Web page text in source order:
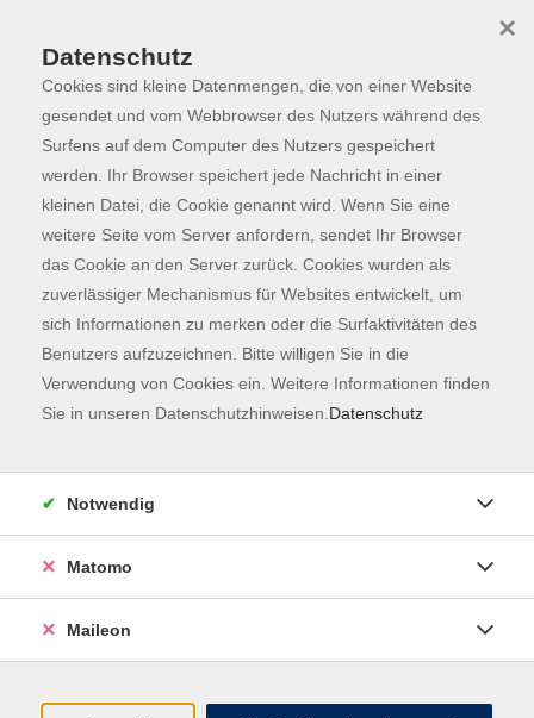
Skip to main content
Programm
Der Kurs konnte nicht gefunden werden.
Kontaktformular
Impressum
AGB
Datenschutzerklärung
Datenschutz
Cookies sind kleine Datenmengen, die von einer Website
gesendet und vom Webbrowser des Nutzers während des
Surfens auf dem Computer des Nutzers gespeichert
werden. Ihr Browser speichert jede Nachricht in einer
kleinen Datei, die Cookie genannt wird. Wenn Sie eine
weitere Seite vom Server anfordern, sendet Ihr Browser
das Cookie an den Server zurück. Cookies wurden als
zuverlässiger Mechanismus für Websites entwickelt, um
sich Informationen zu merken oder die Surfaktivitäten des
Benutzers aufzuzeichnen. Bitte willigen Sie in die
Verwendung von Cookies ein. Weitere Informationen finden
Sie in unseren Datenschutzhinweisen. Datenschutz
×
Notwendig
Matomo
Maileon